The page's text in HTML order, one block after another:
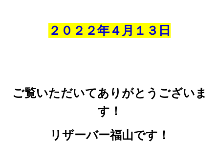
２０２２年４月１３ 日
ご覧いただいてありがとうございま
す！
リザーバー福山です！